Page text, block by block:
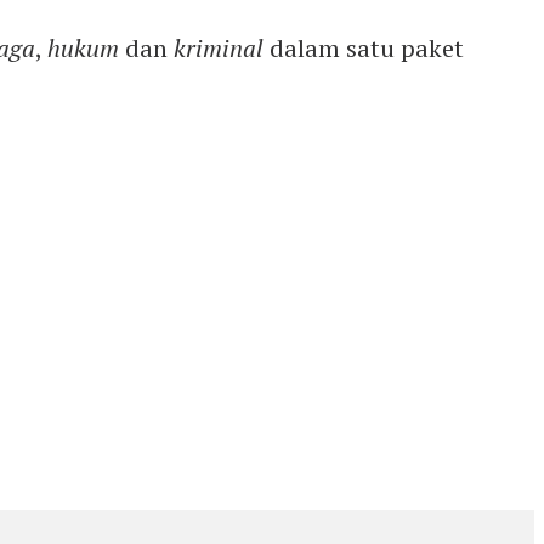
, hukum dankriminal dalam satu paket